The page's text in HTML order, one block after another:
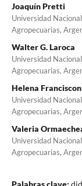
Joaquín Pretti
Universidad
Agropecuarias,
Walter G. Laroca
Universidad
Agropecuarias,
Helena
Universidad
Agropecuarias,
Valeria
Universidad
Agropecuarias,
Palabras clave: